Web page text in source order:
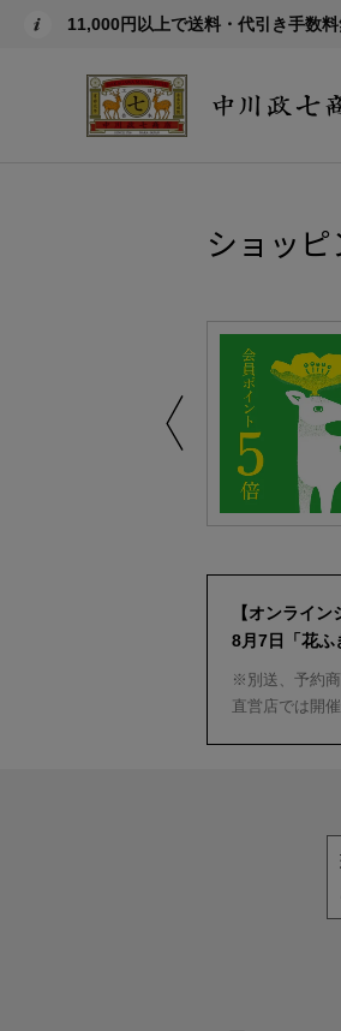
11,000円以上で送料・代引き手数
ショッ
【オンライ
8月7日「花ふ
※別送、予約
直営店では開